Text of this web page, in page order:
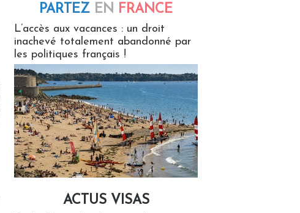
PARTEZ EN FRANCE
L’accès aux vacances : un droit
inachevé totalement abandonné par
les politiques français !
ACTUS VISAS